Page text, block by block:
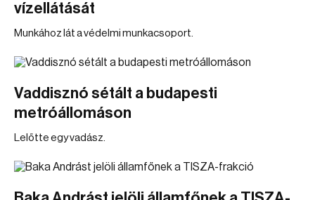
vízellátását
Munkához lát a védelmi munkacsoport.
Vaddisznó sétált a budapesti
metróállomáson
Lelőtte egy vadász.